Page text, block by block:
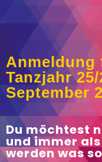
Anmeldung
Tanzjahr
September
Du möchtest
und immer
werden was